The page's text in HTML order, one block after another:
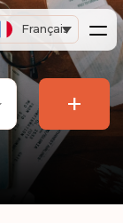
Français
+